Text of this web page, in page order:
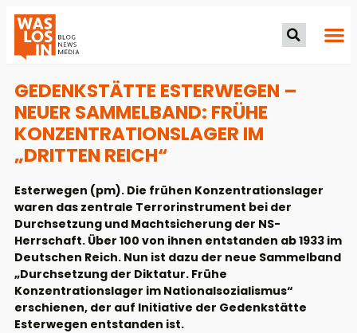
GEDENKSTÄTTE ESTERWEGEN –
NEUER SAMMELBAND: FRÜHE
KONZENTRATIONSLAGER IM
„DRITTEN REICH“
Esterwegen (pm). Die frühen Konzentrationslager
waren das zentrale Terrorinstrument bei der
Durchsetzung und Machtsicherung der NS-
Herrschaft. Über 100 von ihnen entstanden ab 1933 im
Deutschen Reich. Nun ist dazu der neue Sammelband
„Durchsetzung der Diktatur. Frühe
Konzentrationslager im Nationalsozialismus“
erschienen, der auf Initiative der Gedenkstätte
Esterwegen entstanden ist.